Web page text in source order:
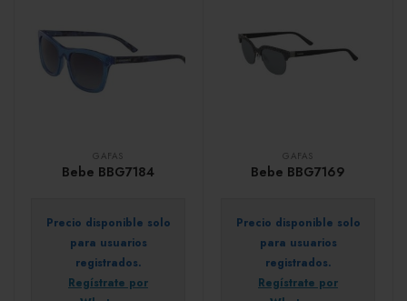
GAFAS
Bebe BBG7184
Precio disponible solo
para usuarios
registrados.
Regístrate por
GAFAS
Bebe BBG7169
Precio disponible solo
para usuarios
registrados.
Regístrate por